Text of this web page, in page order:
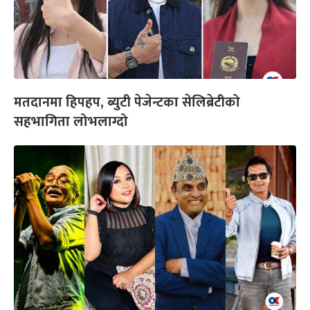
मतदानमा हिपहप, ब्युटी पेजेन्टका सेलिब्रेटीको
सहभागिता लोभलाग्दो